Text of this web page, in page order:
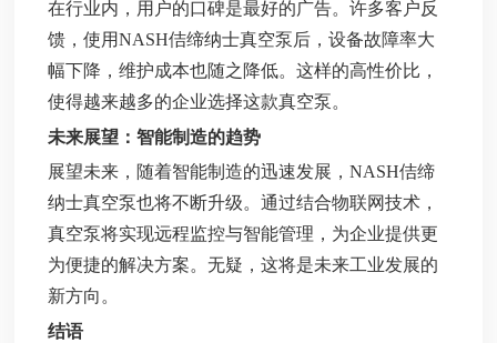
在行业内，用户的口碑是最好的广告。许多客户反
馈，使用NASH佶缔纳士真空泵后，设备故障率大
幅下降，维护成本也随之降低。这样的高性价比，
使得越来越多的企业选择这款真空泵。
未来展望：智能制造的趋势
展望未来，随着智能制造的迅速发展，NASH佶缔
纳士真空泵也将不断升级。通过结合物联网技术，
真空泵将实现远程监控与智能管理，为企业提供更
为便捷的解决方案。无疑，这将是未来工业发展的
新方向。
结语